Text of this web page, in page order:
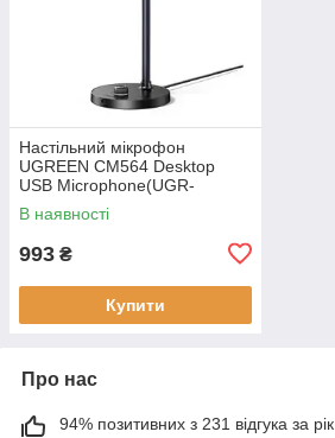
Настільний мікрофон
UGREEN CM564 Desktop
USB Microphone(UGR-
90416), Black
В наявності
993 ₴
Купити
Про нас
94% позитивних з 231 відгука за рік